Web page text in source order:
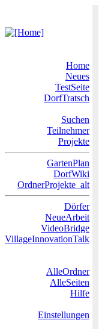
Home
Neues
TestSeite
DorfTratsch
Suchen
Teilnehmer
Projekte
GartenPlan
DorfWiki
OrdnerProjekte_alt
Dörfer
NeueArbeit
VideoBridge
VillageInnovationTalk
AlleOrdner
AlleSeiten
Hilfe
Einstellungen